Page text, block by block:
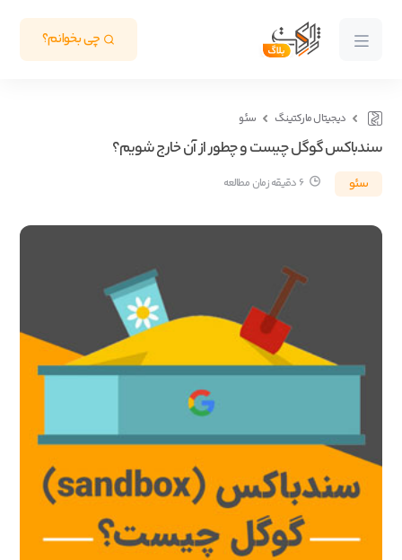
چی بخوانم؟
دیجیتال مارکتینگ سئو
سندباکس گوگل چیست و چطور از آن خارج شویم؟
سئو 6 دقیقه زمان مطالعه